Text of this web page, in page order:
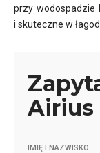
przy wodospadzie
i skuteczne w
Airius
IMIĘ I NAZWISKO